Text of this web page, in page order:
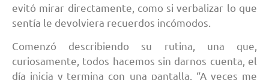
evitó mirar directamente, como si verbalizar lo que
sentía le devolviera recuerdos incómodos.
Comenzó describiendo su rutina, una que,
curiosamente, todos hacemos sin darnos cuenta, el
día inicia y termina con una pantalla. “A veces me